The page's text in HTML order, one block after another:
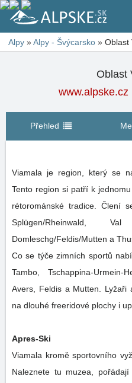
Alpy »Alpy - Švýcarsko » Oblast
Oblast
www.alpske.cz
Přehled
Viamala je region, který se
Tento region si patří k
rétorománské tradice. Člení
Splügen/Rheinwald,
Domleschg/Feldis/Mutten a
Co se týče zimních sportů
Tambo, Tschappina-Urmein-
Avers, Feldis a Mutten. Lyžaři
na dlouhé freeridové plochy i
Apres-Ski
Viamala kromě sportovního
Naleznete tu muzea,